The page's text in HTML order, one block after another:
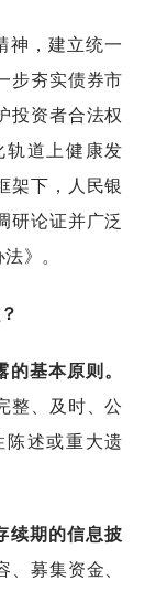
神，建立统一
步夯实债券市
投资者合法权
道上健康发
架下，人民银
研论证并广泛
》。
基本原则。
整、及时、公
述或重大遗
续期的信息披
募集资金、